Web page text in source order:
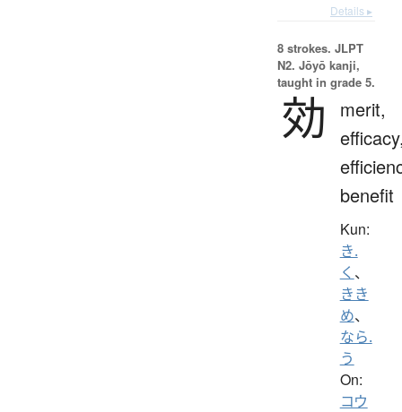
Details ▸
8 strokes. JLPT
N2. Jōyō kanji,
taught in grade 5.
効
merit,
benefit
Kun:
き.
く 、
きき
め、
なら.
う
On:
コウ